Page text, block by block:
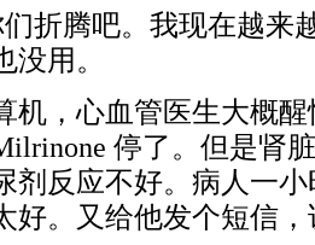
折腾吧。我现在越来
用。
机，心血管医生大概
停了。但是肾
剂反应不好。病人一
好。又给他发个短信